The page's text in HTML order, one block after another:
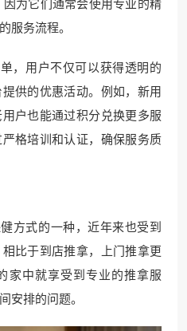
服务流程。
，用户不仅可以获得透明的
供的优惠活动。例如，新用
户也能通过积分兑换更多服
格培训和认证，确保服务质
方式的一种，近年来也受到
比于到店推拿，上门推拿更
家中就享受到专业的推拿服
安排的问题。